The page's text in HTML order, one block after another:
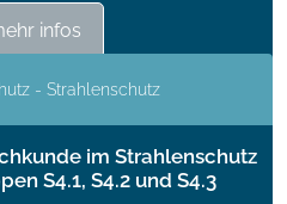
infos
- Strahlenschutz
im Strahlenschutz
S4.1, S4.2 und S4.3